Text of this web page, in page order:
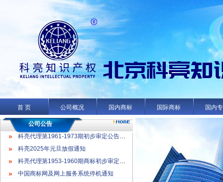
首 页 公司概况 国内商标 国际商标 国内
公司公告
科亮代理第1953-1960期商标初步审定公告名录
中国商标网及网上服务系统停机通知
科亮2025国庆放假通知
科亮代理第1961-1973期初步审定公告名录
科亮2025年元旦放假通知
科亮代理第1953-1960期商标初步审定公告名录
中国商标网及网上服务系统停机通知